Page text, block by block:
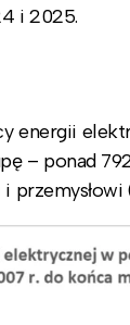
i 2025.
energii
– ponad